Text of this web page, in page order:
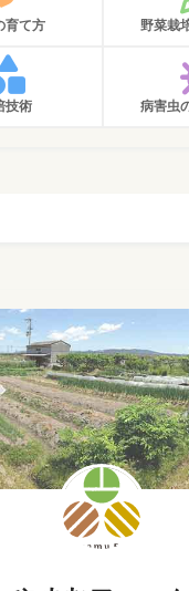
育て方 野菜栽
技術 病害虫